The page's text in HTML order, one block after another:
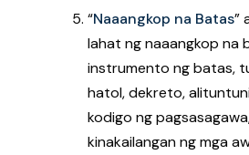
“Naaangkop na Batas”
lahat ng naaangkop na
instrumento ng batas,
hatol, dekreto,
kodigo ng
kinakailangan ng mga